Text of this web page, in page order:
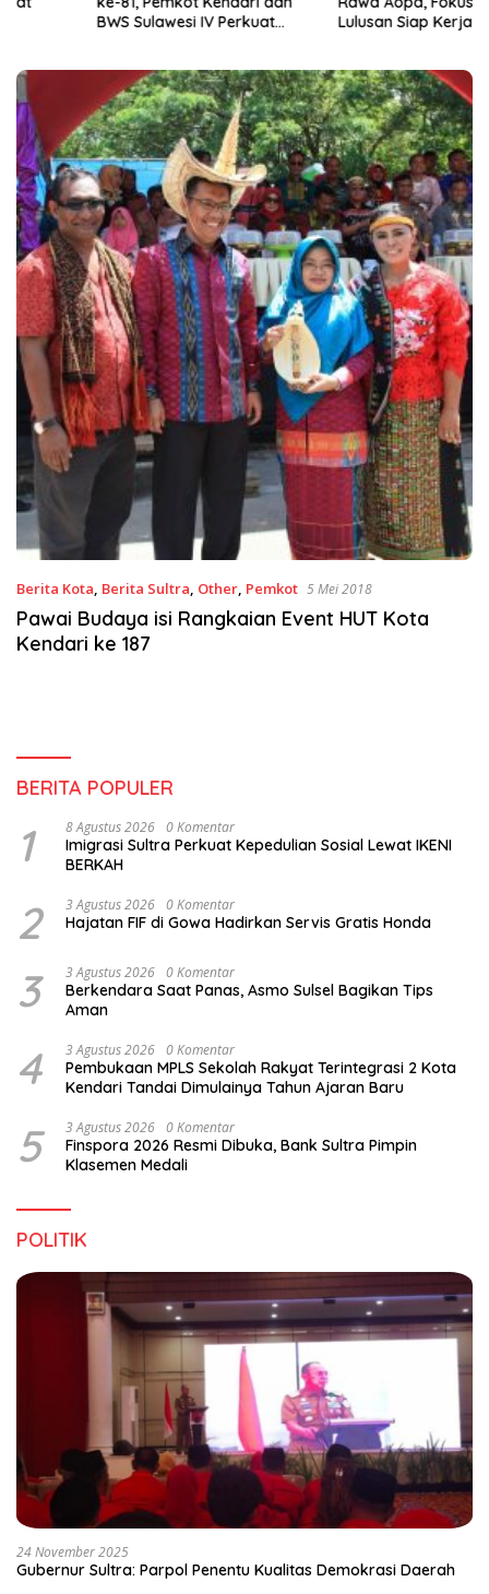
BWS Sulawesi IV Perkuat
Lulusan Siap Kerja dan
Berita Kota, Berita Sultra, Other, Pemkot 5 Mei 2018
Pawai Budaya isi Rangkaian Event HUT Kota
Kendari ke 187
BERITA POPULER
1 8 Agustus 2026 0 Komentar
Imigrasi Sultra Perkuat Kepedulian Sosial Lewat IKENI
BERKAH
2 3 Agustus 2026 0 Komentar
Hajatan FIF di Gowa Hadirkan Servis Gratis Honda
3 3 Agustus 2026 0 Komentar
Berkendara Saat Panas, Asmo Sulsel Bagikan Tips
Aman
4 3 Agustus 2026 0 Komentar
Pembukaan MPLS Sekolah Rakyat Terintegrasi 2 Kota
Kendari Tandai Dimulainya Tahun Ajaran Baru
5 3 Agustus 2026 0 Komentar
Finspora 2026 Resmi Dibuka, Bank Sultra Pimpin
Klasemen Medali
POLITIK
24 November 2025
Gubernur Sultra: Parpol Penentu Kualitas Demokrasi Daerah